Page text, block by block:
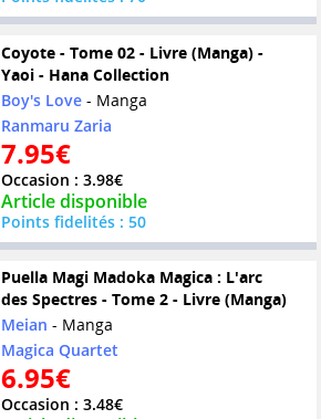
Coyote - Tome 02 - Livre (Manga) -
Yaoi - Hana Collection
Boy's Love- Manga
Ranmaru Zaria
7.95€
Occasion : 3.98€
Article disponible
Points fidelités : 50
Puella Magi Madoka Magica : L'arc
des Spectres - Tome 2 - Livre (Manga)
Meian - Manga
Magica Quartet
6.95€
Occasion : 3.48€